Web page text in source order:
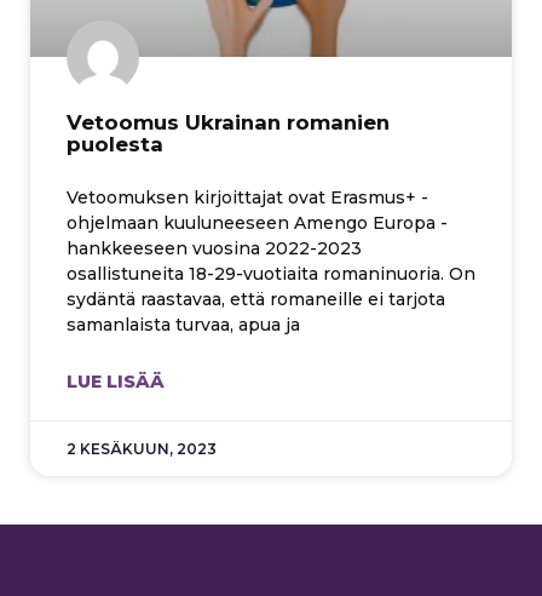
Vetoomus Ukrainan romanien
puolesta
Vetoomuksen kirjoittajat ovat Erasmus+ -
ohjelmaan kuuluneeseen Amengo Europa -
hankkeeseen vuosina 2022-2023
osallistuneita 18-29-vuotiaita romaninuoria. On
sydäntä raastavaa, että romaneille ei tarjota
samanlaista turvaa, apua ja
LUE LISÄÄ
2 KESÄKUUN, 2023